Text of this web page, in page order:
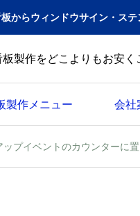
からウィンドウサイン・ス
板製作をどこよりもお安く
製作メニュー 会社
ップイベントのカウンターに